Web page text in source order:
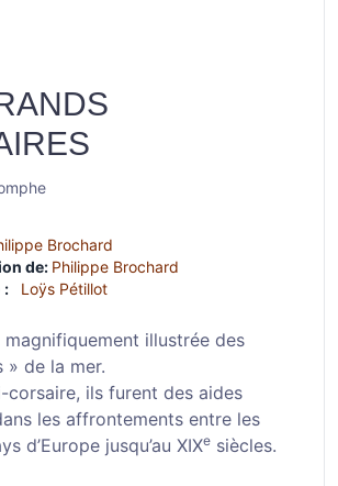
Brochard
de: Philippe Brochard
:
Loÿs Pétillot
magnifiquement illustrée des
» de la mer.
corsaire, ils furent des aides
les affrontements entre les
d’Europe jusqu’au XIXe siècles.